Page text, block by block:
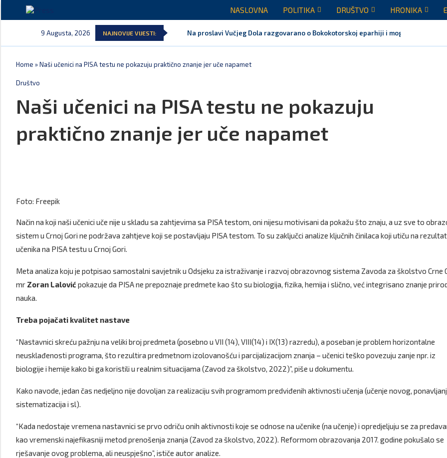
NASLOVNA POLITIKA DRUŠTVO HRONIKA
9 Augusta, 2026 NAJNOVIJE VIJESTI: Na proslavi Vučjeg Dola razgovarano o Bokokotorskoj eparhiji i mogućem
Home »Naši učenici na PISA testu ne pokazuju praktično znanje jer uče napamet
Društvo
Naši učenici na PISA testu ne pokazuju
praktično znanje jer uče napamet
Foto: Freepik
Način na koji naši učenici uče nije u skladu sa zahtjevima sa PISA testom, oni nijesu motivisani da pokažu što znaju, a uz sve to
sistem u Crnoj Gori ne podržava zahtjeve koji se postavljaju PISA testom. To su zaključci analize ključnih činilaca koji utiču na
učenika na PISA testu u Crnoj Gori.
Meta analiza koju je potpisao samostalni savjetnik u Odsjeku za istraživanje i razvoj obrazovnog sistema Zavoda za školstvo Crne
mr Zoran Lalović pokazuje da PISA ne prepoznaje predmete kao što su biologija, fizika, hemija i slično, već integrisano znanje
nauka.
Treba pojačati kvalitet nastave
“Nastavnici skreću pažnju na veliki broj predmeta (posebno u VII (14), VIII(14) i IX(13) razredu), a poseban je problem horizontalne
neusklađenosti programa, što rezultira predmetnom izolovanošću i parcijalizacijom znanja – učenici teško povezuju zanje npr. iz
biologije i hemije kako bi ga koristili u realnim situacijama (Zavod za školstvo, 2022)”, piše u dokumentu.
Kako navode, jedan čas nedjeljno nije dovoljan za realizaciju svih programom predviđenih aktivnosti učenja (učenje novog,
sistematizacija i sl).
“Kada nedostaje vremena nastavnici se prvo odriču onih aktivnosti koje se odnose na učenike (na učenje) i opredjeljuju se za
kao vremenski najefikasniji metod prenošenja znanja (Zavod za školstvo, 2022). Reformom obrazovanja 2017. godine pokušalo se
rješavanje ovog problema, ali neuspješno”, ističe autor analize.